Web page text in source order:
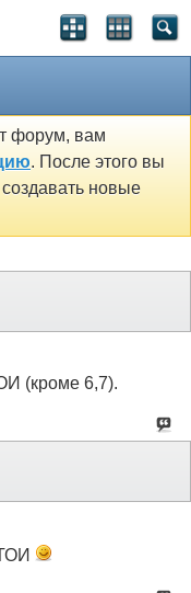
форум, вам
. После этого вы
новые
(кроме 6,7).